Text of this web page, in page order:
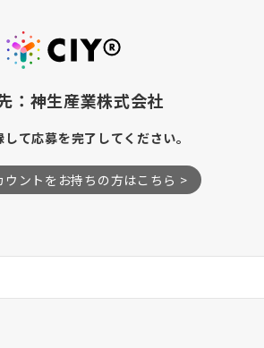
：神生産業株式会社
て応募を完了してください。
ウントをお持ちの方はこちら >